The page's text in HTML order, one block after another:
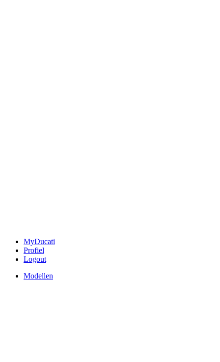
MyDucati
Profiel
Logout
Modellen